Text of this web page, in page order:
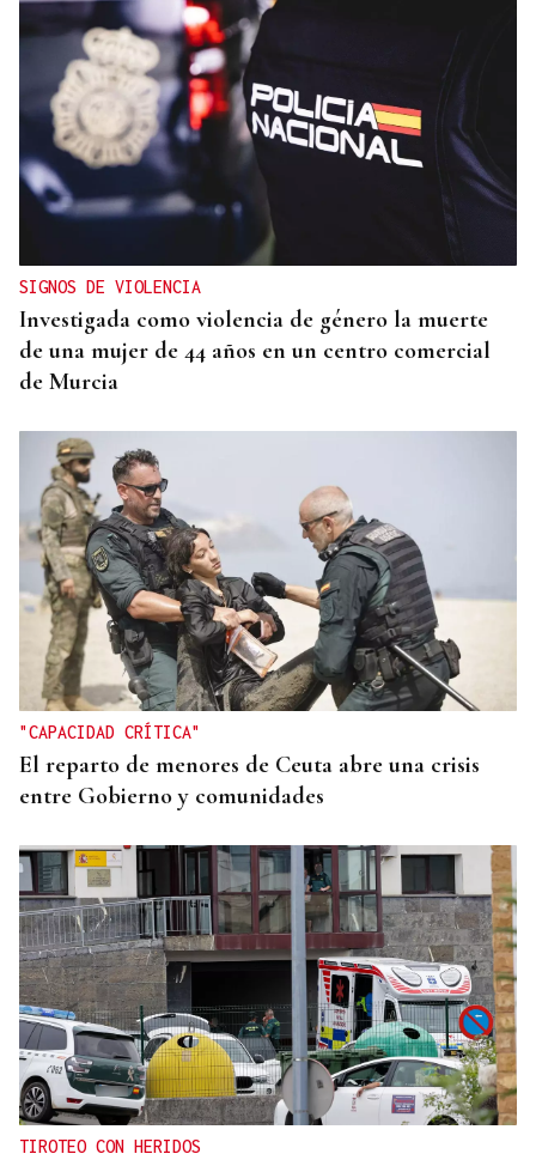
SIGNOS DE VIOLENCIA
Investigada como violencia de género la muerte
de una mujer de 44 años en un centro comercial
de Murcia
"CAPACIDAD CRÍTICA"
El reparto de menores de Ceuta abre una crisis
entre Gobierno y comunidades
TIROTEO CON HERIDOS